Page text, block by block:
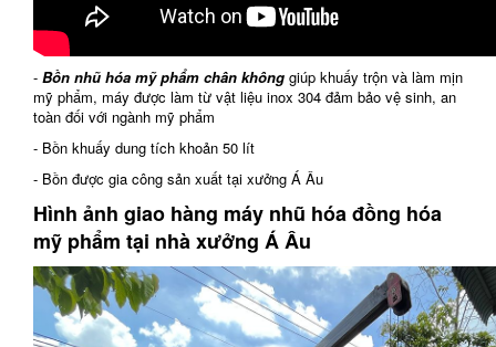
- Bồn nhũ hóa mỹ phẩm chân không giúp khuấy trộn và làm mịn
mỹ phẩm, máy được làm từ vật liệu inox 304 đảm bảo vệ sinh, an
toàn đối với ngành mỹ phẩm
- Bồn khuấy dung tích khoản 50 lít
- Bồn được gia công sản xuất tại xưởng Á Âu
Hình ảnh giao hàng máy nhũ hóa đồng hóa
mỹ phẩm tại nhà xưởng Á Âu